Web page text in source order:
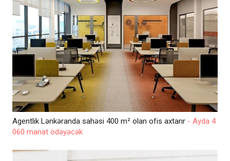
Agentlik Lənkəranda sahəsi 400 m² olan ofis axtarır - Ayda 4
060 manat ödəyəcək